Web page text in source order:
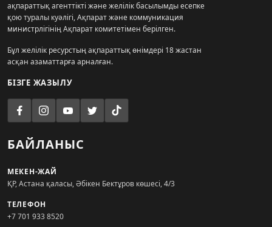
ақпараттық агенттікті және желілік басылымды есепке
қою туралы куәлігі, Ақпарат және коммуникация
министрлігінің Ақпарат комитетімен берілген.
Бұл желілік ресурстың ақпараттық өнімдері 18 жастан
асқан азаматтарға арналған.
БІЗГЕ ЖАЗЫЛУ
БАЙЛАНЫС
МЕКЕН-ЖАЙ
ҚР, Астана қаласы, Әбікен Бектұров көшесі, 4/3
ТЕЛЕФОН
+7 701 933 8520